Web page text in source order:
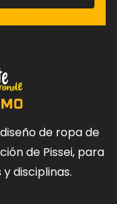
de ropa de
de Pissei, para
disciplinas.